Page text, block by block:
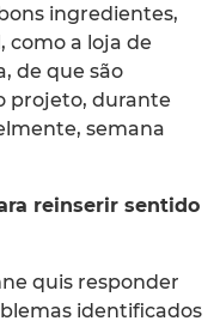
ingredientes,
como a loja de
de que são
projeto, durante
semana
reinserir sentido
quis responder
identificados